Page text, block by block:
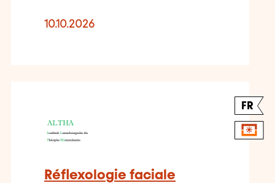
10.10.2026
FR
Réflexologie faciale